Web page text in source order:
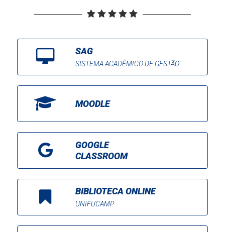
SAG
SISTEMA ACADÊMICO DE GESTÃO
MOODLE
GOOGLE
CLASSROOM
BIBLIOTECA ONLINE
UNIFUCAMP